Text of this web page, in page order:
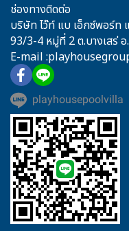
ช่องทางติดต่อ
บริษัท ไว๊ท์ แบ เอ็กซ์พอร์ท
93/3-4 หมู่ที่ 2 ต.บางเสร่
E-mail
playhousepoolvilla